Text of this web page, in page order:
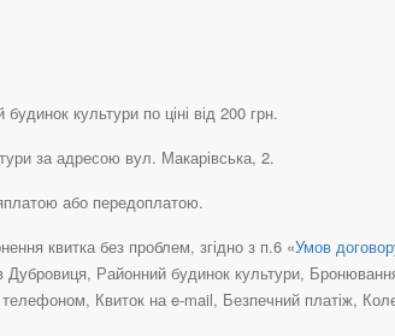
культури по ціні від 200 грн.
за адресою вул. Макарівська, 2.
або передоплатою.
квитка без проблем, згідно з п.6 «Умов
Дубровиця, Районний будинок культури,
Квиток на e-mail, Безпечний платіж,